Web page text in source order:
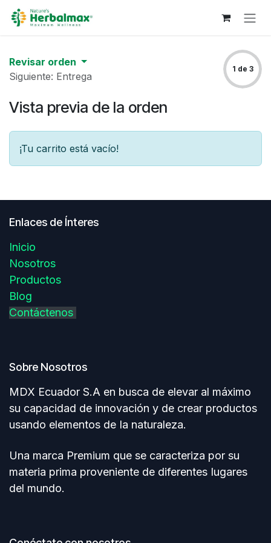
Ir al contenido
Revisar orden
Siguiente: Entrega
1 de 3
Vista previa de la orden
¡Tu carrito está vacío!
Enlaces de Ínteres
Inicio
Nosotros
Productos
Blog
Contáctenos
Sobre Nosotros
MDX Ecuador S.A en busca de elevar al máximo
su capacidad de innovación y de crear productos
usando elementos de Ia naturaleza.
Una marca Premium que se caracteriza por su
materia prima proveniente de diferentes Iugares
del mundo.